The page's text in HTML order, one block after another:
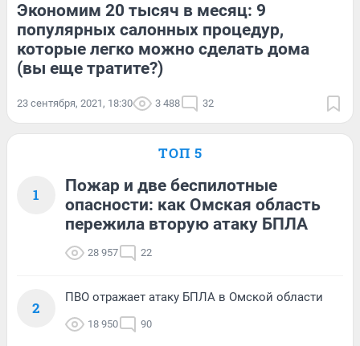
Экономим 20 тысяч в месяц: 9
популярных салонных процедур,
которые легко можно сделать дома
(вы еще тратите?)
23 сентября, 2021, 18:30 3 488 32
ТОП 5
1
Пожар и две беспилотные
опасности: как Омская область
пережила вторую атаку БПЛА
28 957 22
2
ПВО отражает атаку БПЛА в Омской области
18 950 90